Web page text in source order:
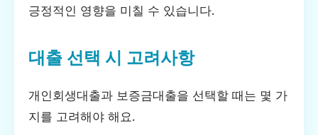
긍정적인 영향을 미칠 수 있습니다.
대출 선택 시 고려사항
개인회생대출과 보증금대출을 선택할 때는 몇 가
지를 고려해야 해요.